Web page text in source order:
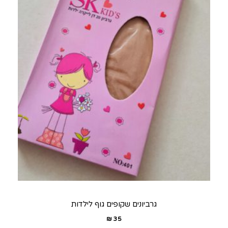
גרביונים שקופים גוף לילדות
35
₪